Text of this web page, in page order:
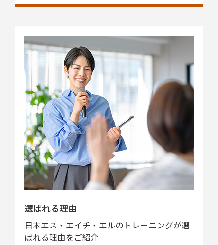
選ばれる理由
日本エス・エイチ・エルのトレーニングが選
ばれる理由をご紹介